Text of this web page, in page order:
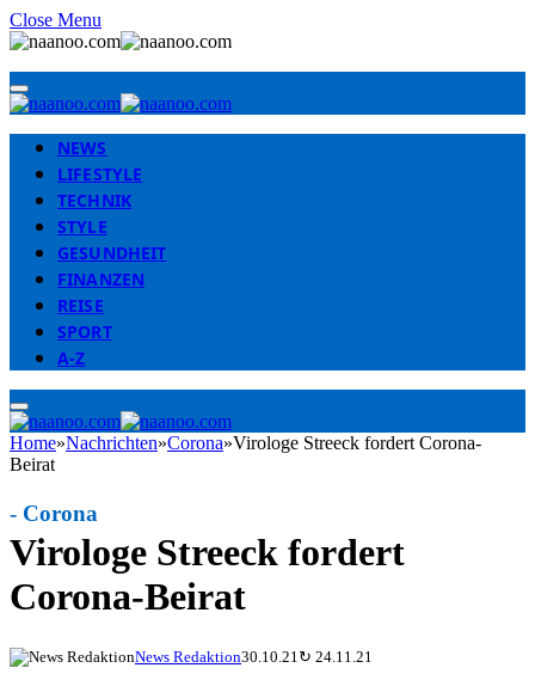
Close Menu
NEWS
LIFESTYLE
TECHNIK
STYLE
GESUNDHEIT
FINANZEN
REISE
SPORT
A-Z
Home»Nachrichten»Corona»Virologe Streeck fordert Corona-
Beirat
Virologe Streeck fordert
Corona-Beirat
- Corona
News Redaktion30.10.21 ↻ 24.11.21